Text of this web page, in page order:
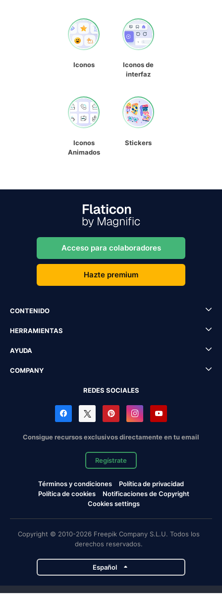
Iconos
Iconos de
interfaz
Iconos
Animados
Stickers
Acceso para colaboradores
Hazte premium
CONTENIDO
HERRAMIENTAS
AYUDA
COMPANY
REDES SOCIALES
Consigue recursos exclusivos directamente en tu email
Regístrate
Términos y condiciones
Política de privacidad
Política de cookies
Notificaciones de Copyright
Cookies settings
Copyright © 2010-2026 Freepik Company S.L.U. Todos los
derechos reservados.
Español